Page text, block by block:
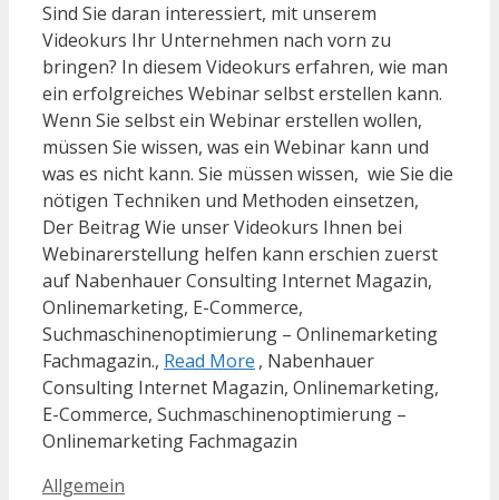
Sind Sie daran interessiert, mit unserem
Videokurs Ihr Unternehmen nach vorn zu
bringen? In diesem Videokurs erfahren, wie man
ein erfolgreiches Webinar selbst erstellen kann.
Wenn Sie selbst ein Webinar erstellen wollen,
müssen Sie wissen, was ein Webinar kann und
was es nicht kann. Sie müssen wissen, wie Sie die
nötigen Techniken und Methoden einsetzen,
Der Beitrag Wie unser Videokurs Ihnen bei
Webinarerstellung helfen kann erschien zuerst
auf Nabenhauer Consulting Internet Magazin,
Onlinemarketing, E-Commerce,
Suchmaschinenoptimierung – Onlinemarketing
Fachmagazin., Read More , Nabenhauer
Consulting Internet Magazin, Onlinemarketing,
E-Commerce, Suchmaschinenoptimierung –
Onlinemarketing Fachmagazin
Kategorien
Allgemein